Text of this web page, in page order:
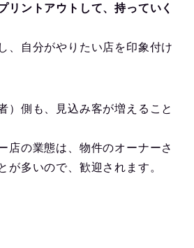
リントアウトして、持っていく
、自分がやりたい店を印象付け
）側も、見込み客が増えること
店の業態は、物件のオーナーさ
が多いので、歓迎されます。